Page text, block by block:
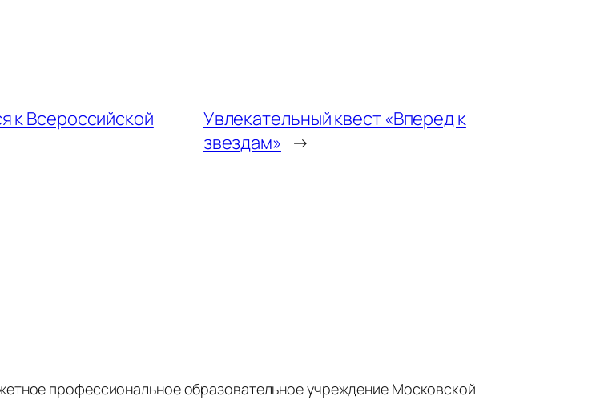
к Всероссийской
Увлекательный квест «Вперед к
звездам» →
профессиональное образовательное учреждение Московской